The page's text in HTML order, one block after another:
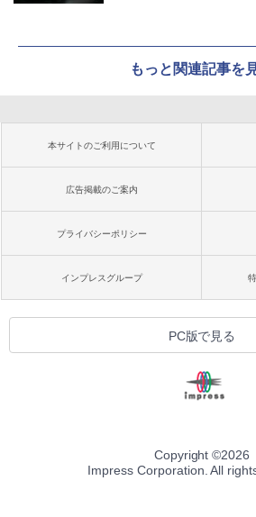
もっと関連記事を
本サイトのご利用について
広告掲載のご案内
プライバシーポリシー
インプレスグループ
PC版で見る
Copyright ©2026
Impress Corporation. All